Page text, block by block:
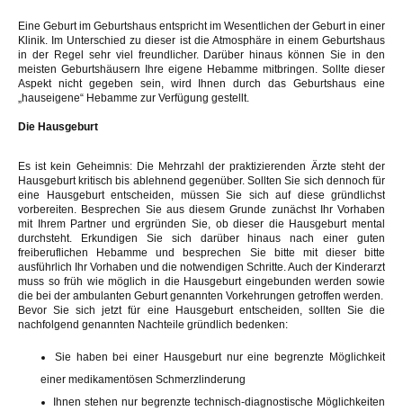
Eine Geburt im Geburtshaus entspricht im Wesentlichen der Geburt in einer
Klinik. Im Unterschied zu dieser ist die Atmosphäre in einem Geburtshaus
in der Regel sehr viel freundlicher. Darüber hinaus können Sie in den
meisten Geburtshäusern Ihre eigene Hebamme mitbringen. Sollte dieser
Aspekt nicht gegeben sein, wird Ihnen durch das Geburtshaus eine
„hauseigene“ Hebamme zur Verfügung gestellt.
Die Hausgeburt
Es ist kein Geheimnis: Die Mehrzahl der praktizierenden Ärzte steht der
Hausgeburt kritisch bis ablehnend gegenüber. Sollten Sie sich dennoch für
eine Hausgeburt entscheiden, müssen Sie sich auf diese gründlichst
vorbereiten. Besprechen Sie aus diesem Grunde zunächst Ihr Vorhaben
mit Ihrem Partner und ergründen Sie, ob dieser die Hausgeburt mental
durchsteht. Erkundigen Sie sich darüber hinaus nach einer guten
freiberuflichen Hebamme und besprechen Sie bitte mit dieser bitte
ausführlich Ihr Vorhaben und die notwendigen Schritte. Auch der Kinderarzt
muss so früh wie möglich in die Hausgeburt eingebunden werden sowie
die bei der ambulanten Geburt genannten Vorkehrungen getroffen werden.
Bevor Sie sich jetzt für eine Hausgeburt entscheiden, sollten Sie die
nachfolgend genannten Nachteile gründlich bedenken:
Sie haben bei einer Hausgeburt nur eine begrenzte Möglichkeit
einer medikamentösen Schmerzlinderung
Ihnen stehen nur begrenzte technisch-diagnostische Möglichkeiten